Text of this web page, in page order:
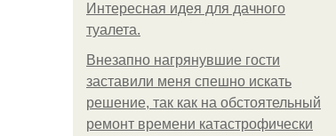
Интересная идея для дачного
туалета.
Внезапно нагрянувшие гости
заставили меня спешно искать
решение, так как на обстоятельный
ремонт времени катастрофически